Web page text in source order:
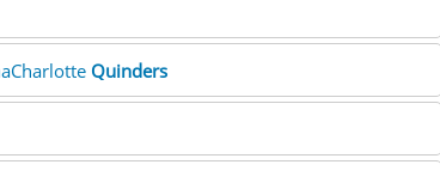
Quinders